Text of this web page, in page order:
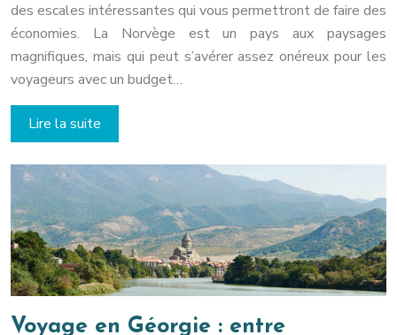
des escales intéressantes qui vous permettront de faire des
économies. La Norvège est un pays aux paysages
magnifiques, mais qui peut s’avérer assez onéreux pour les
voyageurs avec un budget…
Lire la suite
Voyage en Géorgie : entre